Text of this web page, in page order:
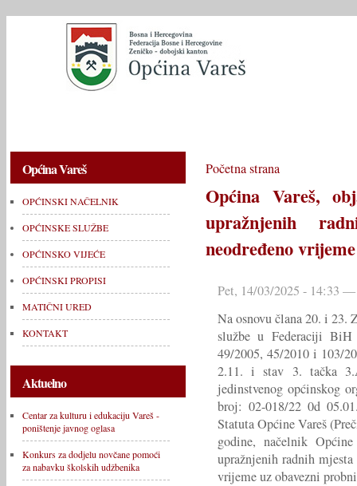
Općina Vareš
OPĆINSKI NAČELNIK
OPĆINSKE SLUŽBE
OPĆINSKO VIJEĆE
OPĆINSKI PROPISI
MATIČNI URED
KONTAKT
Aktuelno
Centar za kulturu i edukaciju Vareš -
poništenje javnog oglasa
Konkurs za dodjelu novčane pomoći
za nabavku školskih udžbenika
Početna strana
Općina Vareš,
upražnjenih
neodređeno vrijeme
Pet, 14/03/2025 - 14:33
Na osnovu člana 20. i 23.
službe u Federaciji BiH
49/2005, 45/2010 i 103/
2.11. i stav 3. tačka
jedinstvenog općinskog
broj: 02-018/22 0d
Statuta Općine Vareš
godine, načelnik
upražnjenih radnih
vrijeme uz obavezni